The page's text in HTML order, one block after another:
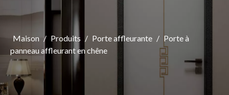
Maison / Produits / Porte affleurante / Porte à
panneau affleurant en chêne